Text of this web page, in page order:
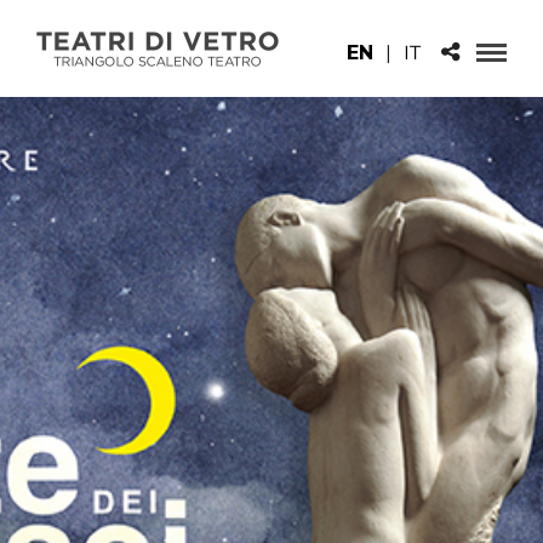
EN | IT